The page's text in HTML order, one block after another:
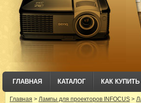
ГЛАВНАЯ КАТАЛОГ КАК КУПИТЬ
Главная > Лампы для проекторов INFOCUS>